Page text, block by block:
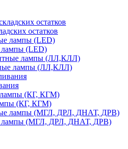
остатков
лампы (LED)
лампы (ЛЛ,КЛЛ)
(КГ, КГМ)
лампы (МГЛ, ДРЛ, ДНАТ, ДРВ)